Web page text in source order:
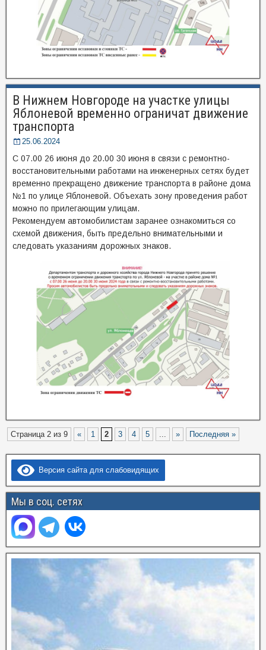
В Нижнем Новгороде на участке улицы
Яблоневой временно ограничат движение
транспорта
25.06.2024
С 07.00 26 июня до 20.00 30 июня в связи с ремонтно-
восстановительными работами на инженерных сетях будет
временно прекращено движение транспорта в районе дома
№1 по улице Яблоневой. Объехать зону проведения работ
можно по прилегающим улицам.
Рекомендуем автомобилистам заранее ознакомиться со
схемой движения, быть предельно внимательными и
следовать указаниям дорожных знаков.
Страница 2 из 9 « 1 2 3 4 5 ... » Последняя »
Версия сайта для слабовидящих
Мы в соц. сетях